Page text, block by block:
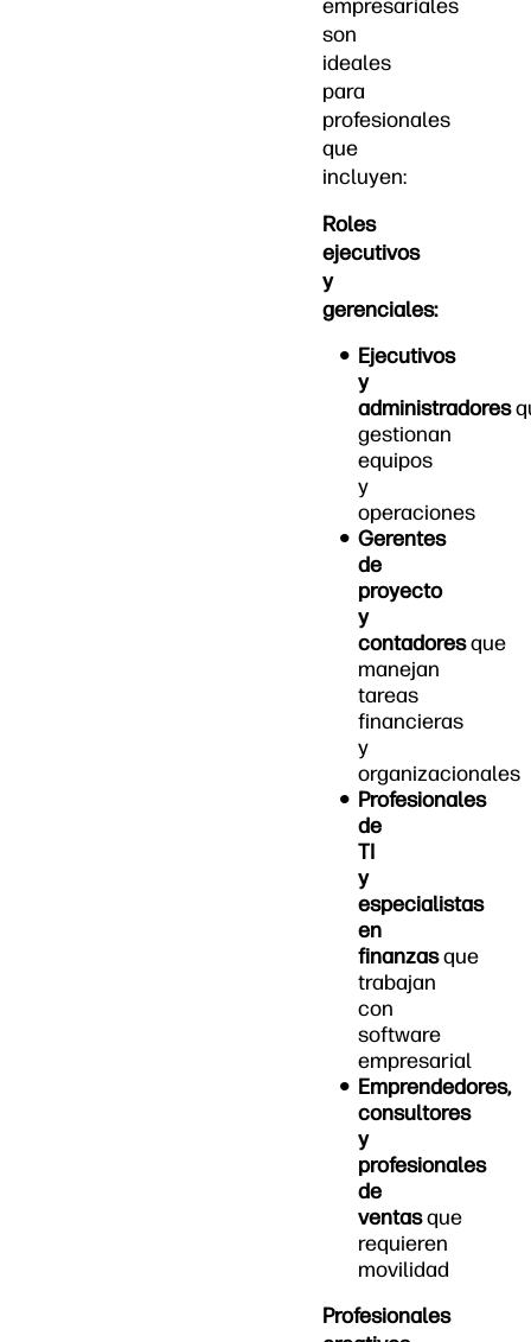
empresariales
son
ideales
para
profesionales
que
incluyen:
Roles
ejecutivos
y
gerenciales:
Ejecutivos
y
administradores
gestionan
equipos
y
operaciones
Gerentes
de
proyecto
y
contadoresque
manejan
tareas
financieras
y
organizacionales
Profesionales
de
TI
y
especialistas
en
finanzasque
trabajan
con
software
empresarial
Emprendedores,
consultores
y
profesionales
de
ventasque
requieren
movilidad
Profesionales